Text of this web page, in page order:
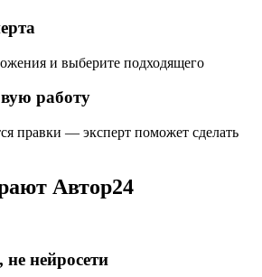
и выберите подходящего
работу
правки — эксперт поможет сделать
Автор24
нейросети